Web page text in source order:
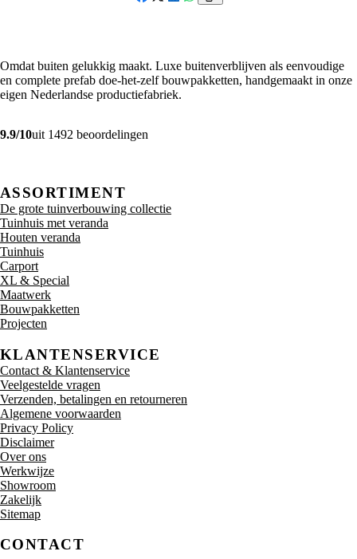
Omdat buiten gelukkig maakt. Luxe buitenverblijven als eenvoudige
en complete prefab doe-het-zelf bouwpakketten, handgemaakt in onze
eigen Nederlandse productiefabriek.
9.9/10uit 1492 beoordelingen
ASSORTIMENT
De grote tuinverbouwing collectie
Tuinhuis met veranda
Houten veranda
Tuinhuis
Carport
XL & Special
Maatwerk
Bouwpakketten
Projecten
KLANTENSERVICE
Contact & Klantenservice
Veelgestelde vragen
Verzenden, betalingen en retourneren
Algemene voorwaarden
Privacy Policy
Disclaimer
Over ons
Werkwijze
Showroom
Zakelijk
Sitemap
CONTACT